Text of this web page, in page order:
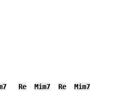
Re Mim7 Re Mim7